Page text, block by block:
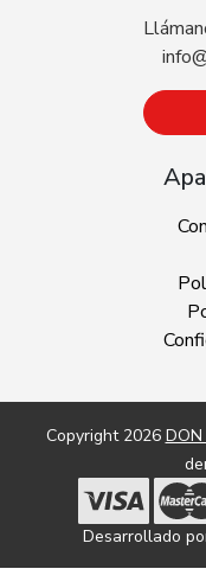
Copyright 2026 DON
Desarrollado